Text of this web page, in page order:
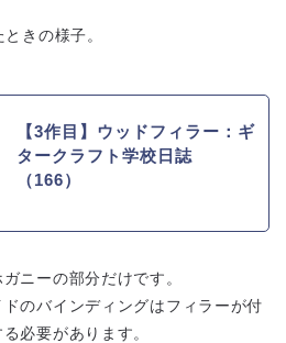
きの様子。
【3作目】ウッドフィラー：ギ
タークラフト学校日誌
（166）
ニーの部分だけです。
のバインディングはフィラーが付
必要があります。